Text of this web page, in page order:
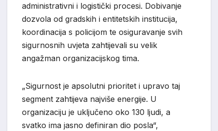
administrativni i logistički procesi. Dobivanje
dozvola od gradskih i entitetskih institucija,
koordinacija s policijom te osiguravanje svih
sigurnosnih uvjeta zahtijevali su velik
angažman organizacijskog tima.
„Sigurnost je apsolutni prioritet i upravo taj
segment zahtijeva najviše energije. U
organizaciju je uključeno oko 130 ljudi, a
svatko ima jasno definiran dio posla“,